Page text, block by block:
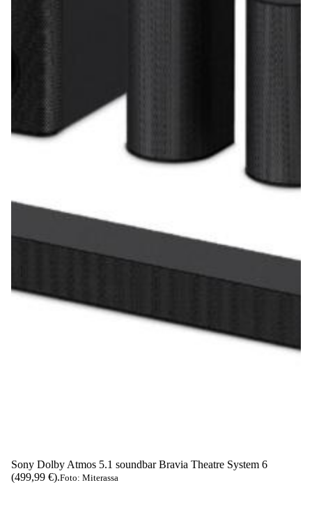
Sony Dolby Atmos 5.1 soundbar Bravia Theatre System 6
(499,99 €).Foto: Miterassa